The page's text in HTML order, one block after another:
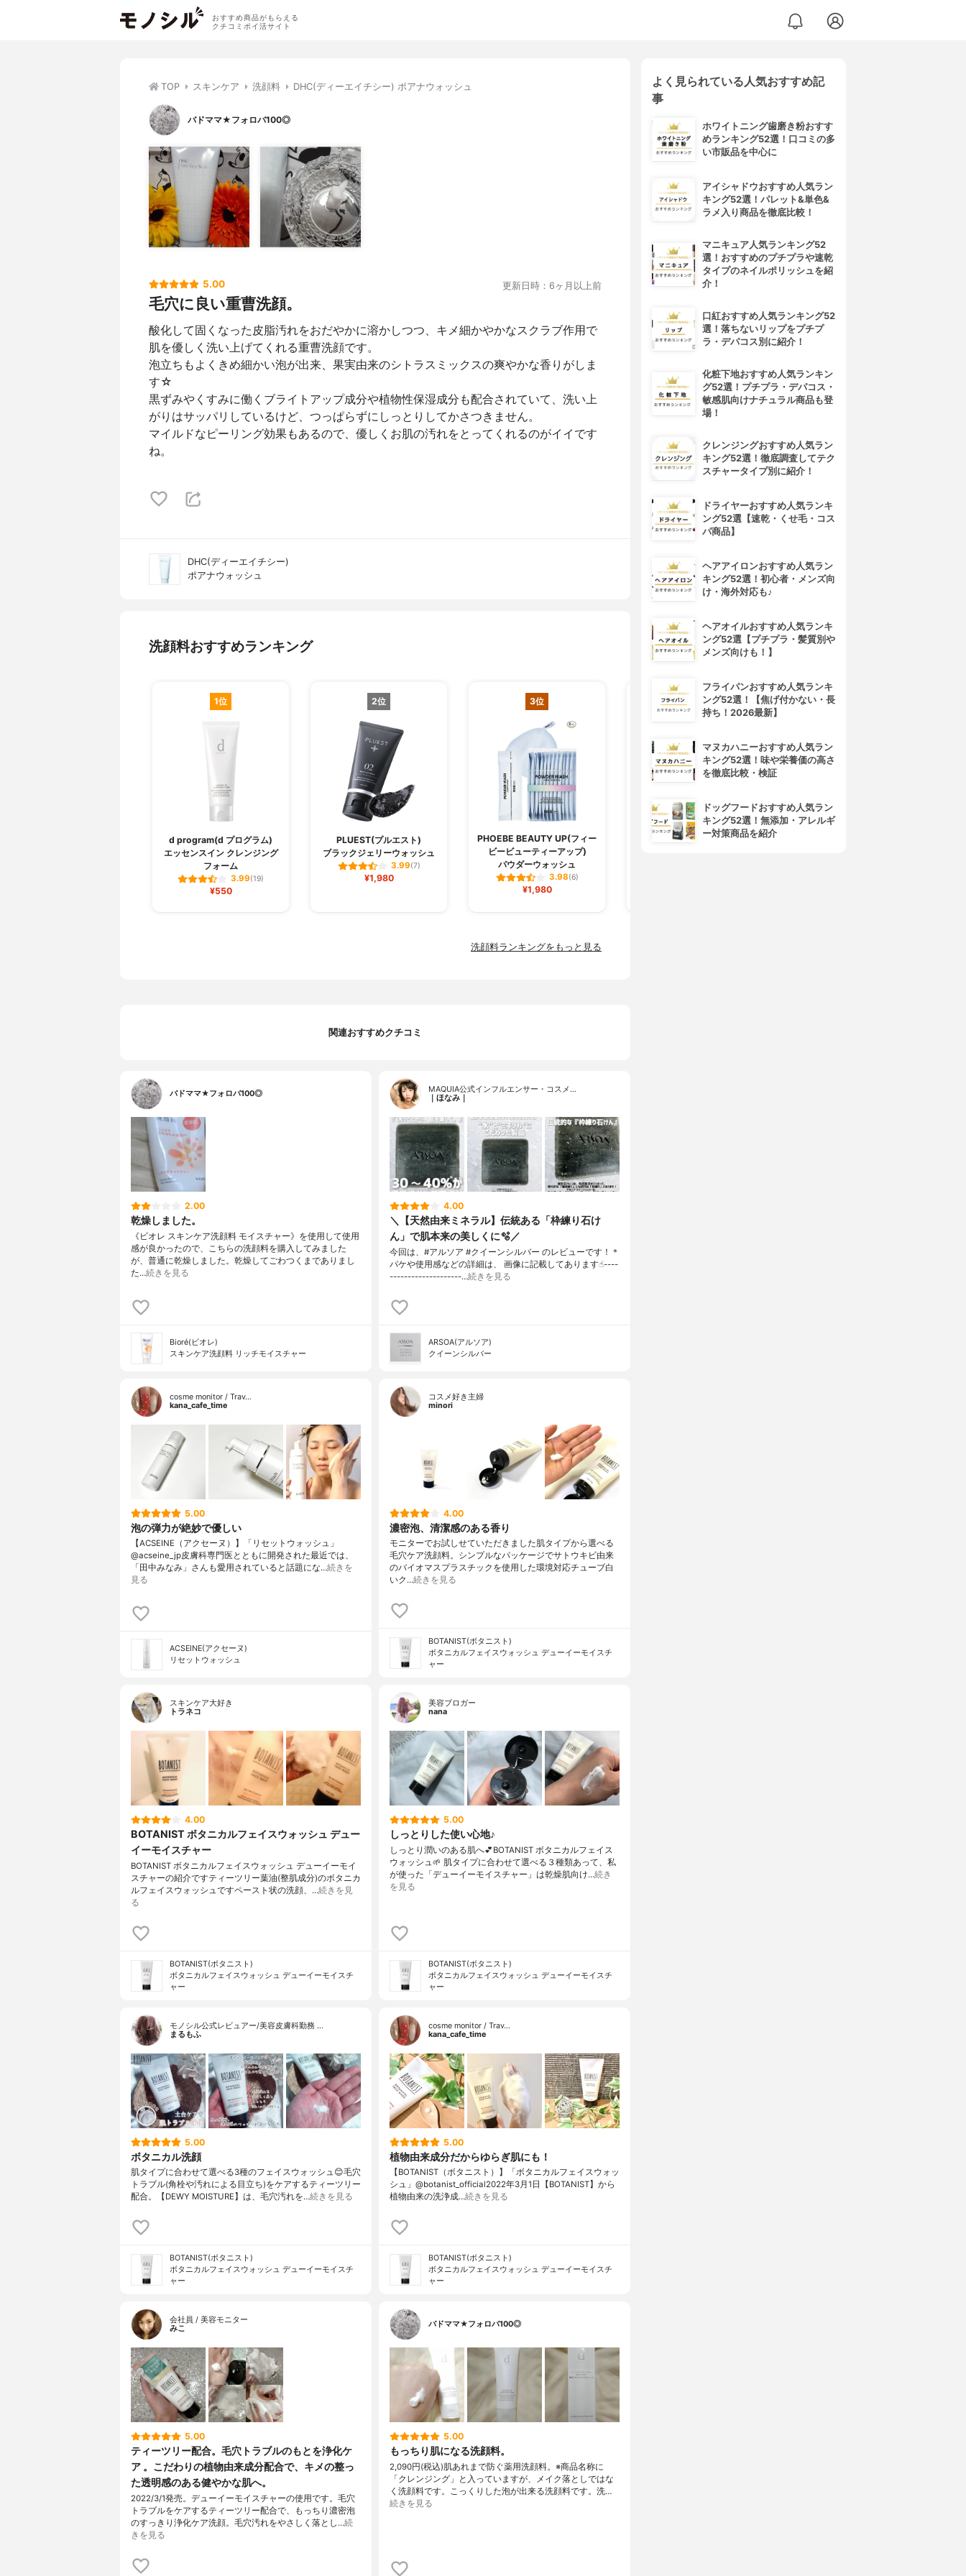
おすすめ商品がもらえる
クチコミポイ活サイト
TOP スキンケア 洗顔料 DHC(ディーエイチシー) ポアナウォッシュ
バドママ★フォロバ100◎
5.00 更新日時：6ヶ月以上前
毛穴に良い重曹洗顔。
酸化して固くなった皮脂汚れをおだやかに溶かしつつ、キメ細かやかなスクラブ作用で
肌を優しく洗い上げてくれる重曹洗顔です。
泡立ちもよくきめ細かい泡が出来、果実由来のシトラスミックスの爽やかな香りがしま
す☆
黒ずみやくすみに働くブライトアップ成分や植物性保湿成分も配合されていて、洗い上
がりはサッパリしているけど、つっぱらずにしっとりしてかさつきません。
マイルドなピーリング効果もあるので、優しくお肌の汚れをとってくれるのがイイです
ね。
DHC(ディーエイチシー)
ポアナウォッシュ
洗顔料おすすめランキング
1位
d program(d プログラム)
エッセンスイン クレンジング
フォーム
3.99(19)
¥550
2位
PLUEST(プルエスト)
ブラックジェリーウォッシュ
3.99(7)
¥1,980
3位
PHOEBE BEAUTY UP(フィー
ビービューティーアップ)
パウダーウォッシュ
3.98(6)
¥1,980
PLUEST(プルエスト)
洗顔料ランキングをもっと見る
関連おすすめクチコミ
バドママ★フォロバ100◎
2.00
乾燥しました。
《ビオレ スキンケア洗顔料 モイスチャー》を使用して使用
感が良かったので、こちらの洗顔料を購入してみました
が、普通に乾燥しました。乾燥してごわつくまでありまし
た…続きを見る
Bioré(ビオレ)
スキンケア洗顔料 リッチモイスチャー
MAQUIA公式インフルエンサー・コスメ…
｜ほなみ｜
4.00
＼【天然由来ミネラル】伝統ある「枠練り石け
ん」で肌本来の美しくに🫧／
今回は、#アルソア #クイーンシルバー のレビューです！＊
パケや使用感などの詳細は、 画像に記載してあります☝︎----
--------------------…続きを見る
ARSOA(アルソア)
クイーンシルバー
cosme monitor / Trav…
kana_cafe_time
5.00
泡の弾力が絶妙で優しい
【ACSEINE（アクセーヌ）】「リセットウォッシュ」
@acseine_jp皮膚科専門医とともに開発された最近では、
「田中みなみ」さんも愛用されていると話題にな…続きを
見る
ACSEINE(アクセーヌ)
リセットウォッシュ
コスメ好き主婦
minori
4.00
濃密泡、清潔感のある香り
モニターでお試しせていただきました肌タイプから選べる
毛穴ケア洗顔料。シンプルなパッケージでサトウキビ由来
のバイオマスプラスチックを使用した環境対応チューブ白
いク…続きを見る
BOTANIST(ボタニスト)
ボタニカルフェイスウォッシュ デューイーモイスチ
ャー
スキンケア大好き
トラネコ
4.00
BOTANIST ボタニカルフェイスウォッシュ デュー
イーモイスチャー
BOTANIST ボタニカルフェイスウォッシュ デューイーモイ
スチャーの紹介ですティーツリー葉油(整肌成分)のボタニカ
ルフェイスウォッシュですペースト状の洗顔、…続きを見
る
BOTANIST(ボタニスト)
ボタニカルフェイスウォッシュ デューイーモイスチ
ャー
美容ブロガー
nana
5.00
しっとりした使い心地♪
しっとり潤いのある肌へ💕BOTANIST ボタニカルフェイス
ウォッシュ🌱 肌タイプに合わせて選べる３種類あって、私
が使った「デューイーモイスチャー」は乾燥肌向け…続き
を見る
BOTANIST(ボタニスト)
ボタニカルフェイスウォッシュ デューイーモイスチ
ャー
モノシル公式レビュアー/美容皮膚科勤務 …
まるもふ
5.00
ボタニカル洗顔
肌タイプに合わせて選べる3種のフェイスウォッシュ😊毛穴
トラブル(角栓や汚れによる目立ち)をケアするティーツリー
配合。【DEWY MOISTURE】は、毛穴汚れを…続きを見る
BOTANIST(ボタニスト)
ボタニカルフェイスウォッシュ デューイーモイスチ
ャー
cosme monitor / Trav…
kana_cafe_time
5.00
植物由来成分だからゆらぎ肌にも！
【BOTANIST（ボタニスト）】「ボタニカルフェイスウォッ
シュ」@botanist_official2022年3月1日【BOTANIST】から
植物由来の洗浄成…続きを見る
BOTANIST(ボタニスト)
ボタニカルフェイスウォッシュ デューイーモイスチ
ャー
会社員 / 美容モニター
みこ
5.00
ティーツリー配合。毛穴トラブルのもとを浄化ケ
ア 。こだわりの植物由来成分配合で、キメの整っ
た透明感のある健やかな肌へ。
2022/3/1発売。デューイーモイスチャーの使用です。毛穴
トラブルをケアするティーツリー配合で、もっちり濃密泡
のすっきり浄化ケア洗顔。毛穴汚れをやさしく落とし…続
きを見る
バドママ★フォロバ100◎
5.00
もっちり肌になる洗顔料。
2,090円(税込)肌あれまで防ぐ薬用洗顔料。※商品名称に
「クレンジング」と入っていますが、メイク落としではな
く洗顔料です。こっくりした泡が出来る洗顔料です。洗…
続きを見る
よく見られている人気おすすめ記
事
ホワイトニング歯磨き粉おすす
めランキング52選！口コミの多
い市販品を中心に
アイシャドウおすすめ人気ラン
キング52選！パレット&単色&
ラメ入り商品を徹底比較！
マニキュア人気ランキング52
選！おすすめのプチプラや速乾
タイプのネイルポリッシュを紹
介！
口紅おすすめ人気ランキング52
選！落ちないリップをプチプ
ラ・デパコス別に紹介！
化粧下地おすすめ人気ランキン
グ52選！プチプラ・デパコス・
敏感肌向けナチュラル商品も登
場！
クレンジングおすすめ人気ラン
キング52選！徹底調査してテク
スチャータイプ別に紹介！
ドライヤーおすすめ人気ランキ
ング52選【速乾・くせ毛・コス
パ商品】
ヘアアイロンおすすめ人気ラン
キング52選！初心者・メンズ向
け・海外対応も♪
ヘアオイルおすすめ人気ランキ
ング52選【プチプラ・髪質別や
メンズ向けも！】
フライパンおすすめ人気ランキ
ング52選！【焦げ付かない・長
持ち！2026最新】
マヌカハニーおすすめ人気ラン
キング52選！味や栄養価の高さ
を徹底比較・検証
ドッグフードおすすめ人気ラン
キング52選！無添加・アレルギ
ー対策商品を紹介